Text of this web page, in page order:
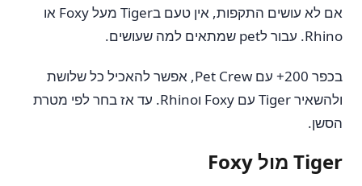
אם לא עושים התקפות, אין טעם בTiger מעל Foxy או
Rhino. עבור לpet שמתאים למה שעושים.
בכפר 200+ עם Pet Crew, אפשר להאכיל כל שלושת
ולהשאיר Tiger עם Foxy וRhino. עד אז בחר לפי מטרת
הסשן.
Tiger מול Foxy